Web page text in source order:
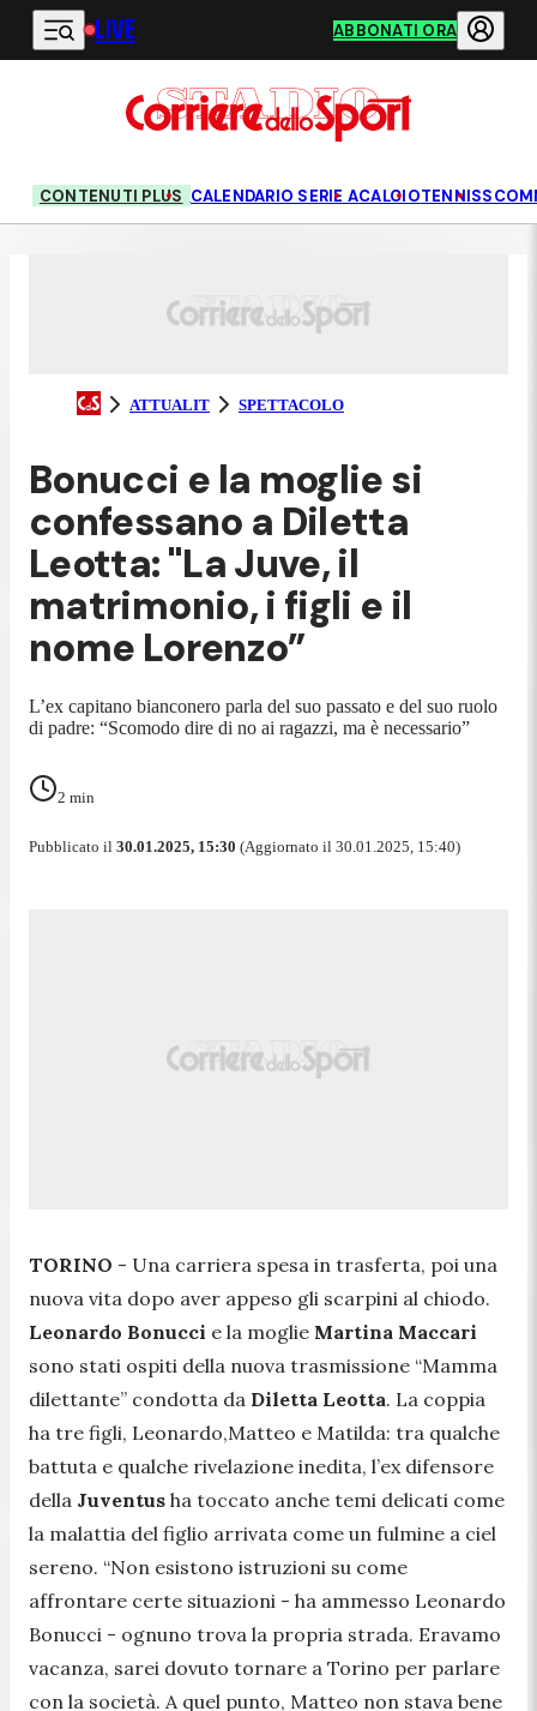
Vai al contenuto principale
LIVE ABBONATI ORA
CONTENUTI PLUS CALENDARIO SERIE ACALCIOTENNIS
ATTUALIT SPETTACOLO
Bonucci e la moglie si
confessano a Diletta
Leotta: "La Juve, il
matrimonio, i figli e il
nome Lorenzo”
L’ex capitano bianconero parla del suo passato e del suo ruolo
di padre: “Scomodo dire di no ai ragazzi, ma è necessario”
2 min
Pubblicato il 30.01.2025, 15:30 (Aggiornato il 30.01.2025, 15:40)
TORINO - Una carriera spesa in trasferta, poi una
nuova vita dopo aver appeso gli scarpini al chiodo.
Leonardo Bonucci e la moglie Martina Maccari
sono stati ospiti della nuova trasmissione “Mamma
dilettante” condotta da Diletta Leotta. La coppia
ha tre figli, Leonardo,Matteo e Matilda: tra qualche
battuta e qualche rivelazione inedita, l’ex difensore
della Juventus ha toccato anche temi delicati come
la malattia del figlio arrivata come un fulmine a ciel
sereno. “Non esistono istruzioni su come
affrontare certe situazioni - ha ammesso Leonardo
Bonucci - ognuno trova la propria strada. Eravamo
vacanza, sarei dovuto tornare a Torino per parlare
con la società. A quel punto, Matteo non stava bene